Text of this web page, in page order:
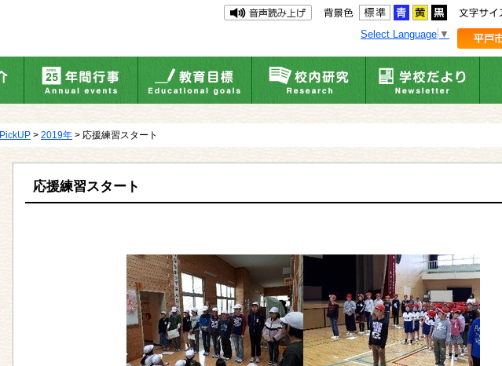
Select Language ▼
PickUP > 2019年 > 応援練習スタート
応援練習スタート